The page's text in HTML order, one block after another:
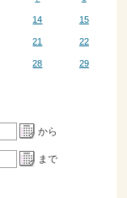
14 15
21 22
28 29
から
まで